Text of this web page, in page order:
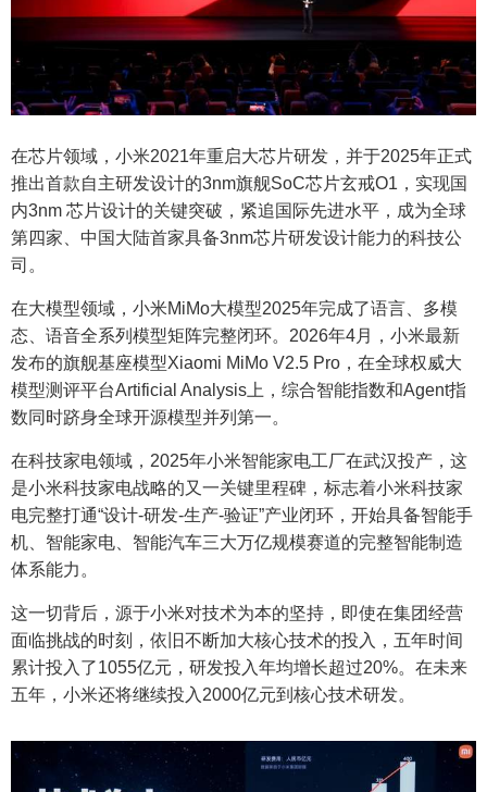
在芯片领域，小米2021年重启大芯片研发，并于2025年正式
推出首款自主研发设计的3nm旗舰SoC芯片玄戒O1，实现国
内3nm 芯片设计的关键突破，紧追国际先进水平，成为全球
第四家、中国大陆首家具备3nm芯片研发设计能力的科技公
司。
在大模型领域，小米MiMo大模型2025年完成了语言、多模
态、语音全系列模型矩阵完整闭环。2026年4月，小米最新
发布的旗舰基座模型Xiaomi MiMo V2.5 Pro，在全球权威大
模型测评平台Artificial Analysis上，综合智能指数和Agent指
数同时跻身全球开源模型并列第一。
在科技家电领域，2025年小米智能家电工厂在武汉投产，这
是小米科技家电战略的又一关键里程碑，标志着小米科技家
电完整打通“设计-研发-生产-验证”产业闭环，开始具备智能手
机、智能家电、智能汽车三大万亿规模赛道的完整智能制造
体系能力。
这一切背后，源于小米对技术为本的坚持，即使在集团经营
面临挑战的时刻，依旧不断加大核心技术的投入，五年时间
累计投入了1055亿元，研发投入年均增长超过20%。在未来
五年，小米还将继续投入2000亿元到核心技术研发。